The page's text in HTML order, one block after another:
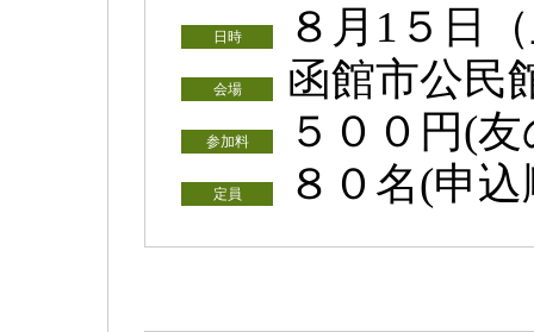
日時 ８月1５日
会場 函館市公民
参加料 ５００円(
定員 ８０名(申